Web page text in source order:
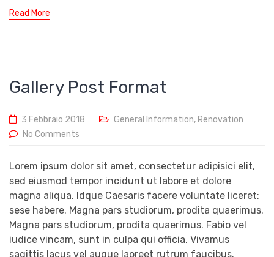
Read More
Gallery Post Format
3 Febbraio 2018 General Information, Renovation
No Comments
Lorem ipsum dolor sit amet, consectetur adipisici elit,
sed eiusmod tempor incidunt ut labore et dolore
magna aliqua. Idque Caesaris facere voluntate liceret:
sese habere. Magna pars studiorum, prodita quaerimus.
Magna pars studiorum, prodita quaerimus. Fabio vel
iudice vincam, sunt in culpa qui officia. Vivamus
sagittis lacus vel augue laoreet rutrum faucibus.